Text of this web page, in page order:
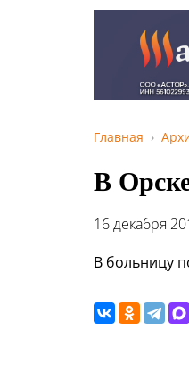
Главная
В
16 декабря
В больницу